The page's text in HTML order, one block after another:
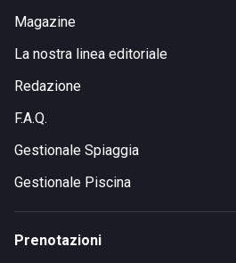
Magazine
La nostra linea editoriale
Redazione
F.A.Q.
Gestionale Spiaggia
Gestionale Piscina
Prenotazioni